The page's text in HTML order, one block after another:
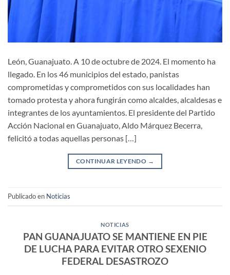
León, Guanajuato. A 10 de octubre de 2024. El momento ha
llegado. En los 46 municipios del estado, panistas
comprometidas y comprometidos con sus localidades han
tomado protesta y ahora fungirán como alcaldes, alcaldesas e
integrantes de los ayuntamientos. El presidente del Partido
Acción Nacional en Guanajuato, Aldo Márquez Becerra,
felicitó a todas aquellas personas […]
CONTINUAR LEYENDO →
Publicado en Noticias
NOTICIAS
PAN GUANAJUATO SE MANTIENE EN PIE
DE LUCHA PARA EVITAR OTRO SEXENIO
FEDERAL DESASTROZO